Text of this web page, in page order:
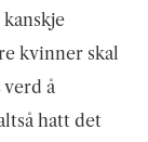
kvinner skal
å
hatt det